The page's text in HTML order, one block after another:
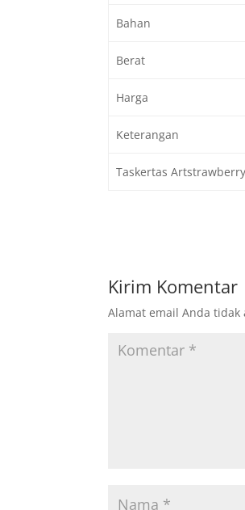
Bahan
Berat
Harga
Keterangan
Taskertas Artstrawberry
Kirim Komentar
Alamat email Anda